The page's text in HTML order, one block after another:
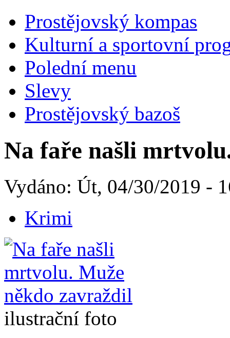
Prostějovský kompas
Kulturní a sportovní
Polední menu
Slevy
Prostějovský bazoš
Na faře našli
Vydáno: Út, 04/30/2019 -
Krimi
ilustrační foto